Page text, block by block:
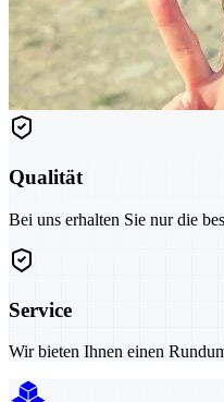
Qualität
Bei uns erhalten Sie nur die
Service
Wir bieten Ihnen einen